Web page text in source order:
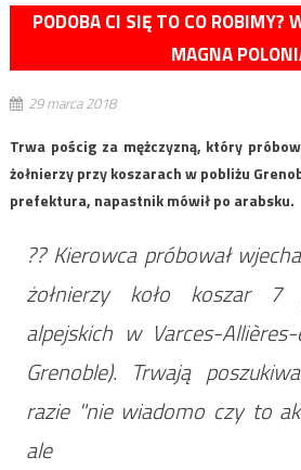
PODOBA CI SIĘ TO CO ROBIMY?
MAGNA
29 marca 2018
Trwa pościg za mężczyzną, który
żołnierzy przy koszarach w pobliżu
prefektura, napastnik mówił po arabsku.
?? Kierowca próbował
żołnierzy koło koszar 7
alpejskich w Varces-
Grenoble). Trwają
razie "nie wiadomo czy to
ale